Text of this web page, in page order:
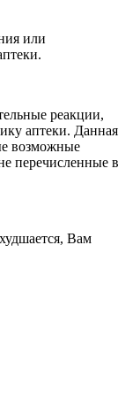
или
реакции,
аптеки. Данная
возможные
перечисленные в
Вам